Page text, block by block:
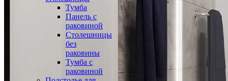
Тумба
Панель с
раковиной
Столешницы
без
раковины
Тумба с
раковиной